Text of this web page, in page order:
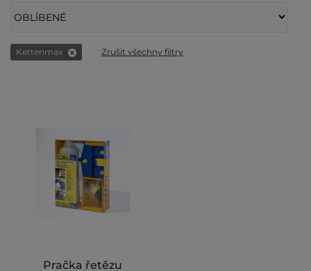
Kettenmax Zrušit všechny filtry
Pračka řetězu